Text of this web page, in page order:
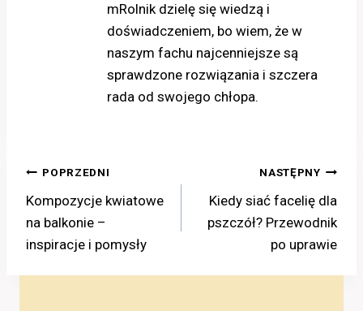
mRolnik dzielę się wiedzą i
doświadczeniem, bo wiem, że w
naszym fachu najcenniejsze są
sprawdzone rozwiązania i szczera
rada od swojego chłopa.
Nawigacja
wpisu
POPRZEDNI
Kompozycje kwiatowe
na balkonie –
inspiracje i pomysły
NASTĘPNY
Kiedy siać facelię dla
pszczół? Przewodnik
po uprawie